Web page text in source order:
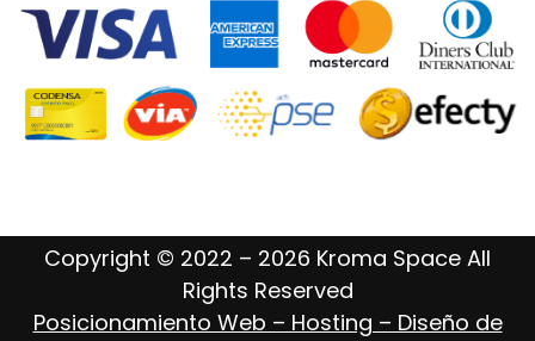
Copyright © 2022 – 2026 Kroma Space All
Rights Reserved
Posicionamiento Web – Hosting – Diseño de